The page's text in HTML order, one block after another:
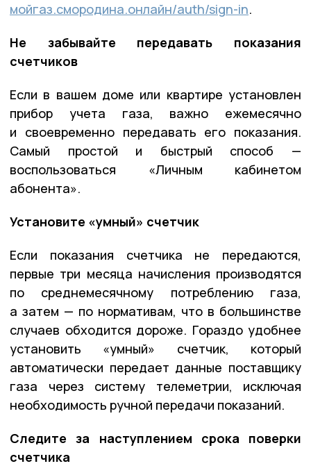
мойгаз.смородина.онлайн/auth/sign-in.
Не забывайте передавать показания
счетчиков
Если в вашем доме или квартире установлен
прибор учета газа, важно ежемесячно
и своевременно передавать его показания.
Самый простой и быстрый способ —
воспользоваться «Личным кабинетом
абонента».
Установите «умный» счетчик
Если показания счетчика не передаются,
первые три месяца начисления производятся
по среднемесячному потреблению газа,
а затем — по нормативам, что в большинстве
случаев обходится дороже. Гораздо удобнее
установить «умный» счетчик, который
автоматически передает данные поставщику
газа через систему телеметрии, исключая
необходимость ручной передачи показаний.
Следите за наступлением срока поверки
счетчика